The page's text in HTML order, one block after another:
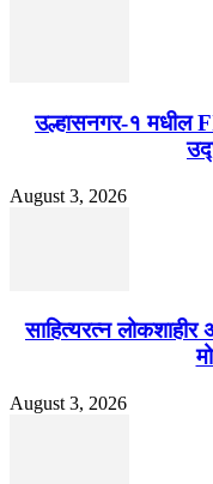
उल्हासनगर-१ मधील
August 3, 2026
साहित्यरत्न लोकशाहीर
August 3, 2026